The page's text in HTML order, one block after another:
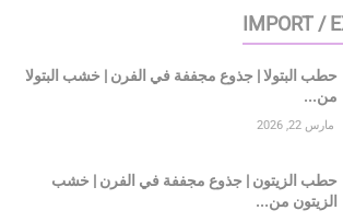
IMPORT /
حطب البتولا | جذوع مجففة في الفرن | خشب البتولا
من...
مارس 22, 2026
حطب الزيتون | جذوع مجففة في الفرن | خشب
الزيتون من...